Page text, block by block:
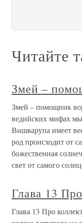
Читайте
Змей –
Змей – помощник
ведийских мифах
Вишварупа имеет
род происходит от
божественная
свет от самого
Глава 13
Глава 13 Про